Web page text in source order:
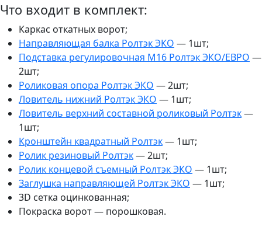
Что входит в комплект:
Каркас откатных ворот;
Направляющая балка Ролтэк ЭКО — 1шт;
Подставка регулировочная М16 Ролтэк ЭКО/ЕВРО —
2шт;
Роликовая опора Ролтэк ЭКО — 2шт;
Ловитель нижний Ролтэк ЭКО — 1шт;
Ловитель верхний составной роликовый Ролтэк—
1шт;
Кронштейн квадратный Ролтэк— 1шт;
Ролик резиновый Ролтэк— 2шт;
Ролик концевой съемный Ролтэк ЭКО — 1шт;
Заглушка направляющей Ролтэк ЭКО — 1шт;
3D сетка оцинкованная;
Покраска ворот — порошковая.